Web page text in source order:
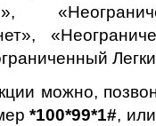
можно,
*100*99*1#,